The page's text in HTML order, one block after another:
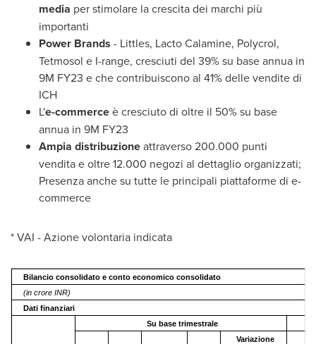
media per stimolare la crescita dei marchi più
importanti
Power Brands - Littles, Lacto Calamine, Polycrol,
Tetmosol e I-range, cresciuti del 39% su base annua in
9M FY23 e che contribuiscono al 41% delle vendite di
ICH
L'e-commerceè cresciuto di oltre il 50% su base
annua in 9M FY23
Ampia distribuzioneattraverso 200.000 punti
vendita e oltre 12.000 negozi al dettaglio organizzati;
Presenza anche su tutte le principali piattaforme di e-
commerce
* VAI - Azione volontaria indicata
Bilancio consolidato e conto economico consolidato
(in crore INR)
Dati finanziari
Su base trimestrale
Variazione